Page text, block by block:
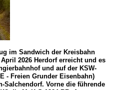
im Sandwich der Kreisbahn
2026 Herdorf erreicht und es
und auf der KSW-
- Freien Grunder Eisenbahn)
Salchendorf. Vorne die führende